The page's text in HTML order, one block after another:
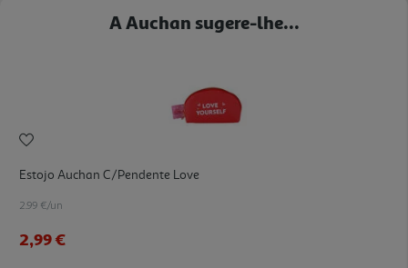
A Auchan sugere-lhe...
Estojo Auchan C/pendente Love
2.99 €/un
2,99 €